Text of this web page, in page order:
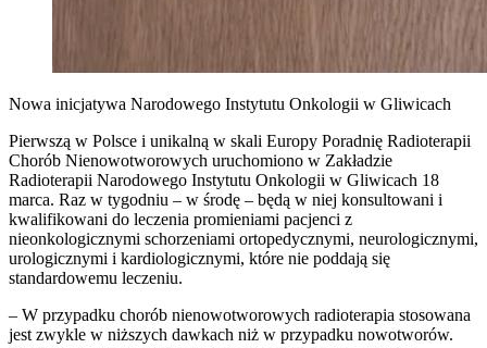
Nowa inicjatywa Narodowego Instytutu Onkologii w Gliwicach
Pierwszą w Polsce i unikalną w skali Europy Poradnię Radioterapii
Chorób Nienowotworowych uruchomiono w Zakładzie
Radioterapii Narodowego Instytutu Onkologii w Gliwicach 18
marca. Raz w tygodniu – w środę – będą w niej konsultowani i
kwalifikowani do leczenia promieniami pacjenci z
nieonkologicznymi schorzeniami ortopedycznymi, neurologicznymi,
urologicznymi i kardiologicznymi, które nie poddają się
standardowemu leczeniu.
– W przypadku chorób nienowotworowych radioterapia stosowana
jest zwykle w niższych dawkach niż w przypadku nowotworów.